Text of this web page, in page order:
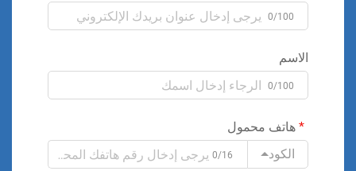
0/100
الاسم
0/100
هاتف محمول
الكود
0/16